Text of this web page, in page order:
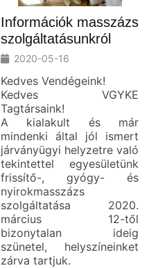
Információk masszázs
szolgáltatásunkról
2020-05-16
Kedves Vendégeink!
Kedves VGYKE
Tagtársaink!
A kialakult és már
mindenki által jól ismert
járványügyi helyzetre való
tekintettel egyesületünk
frissítő-, gyógy- és
nyirokmasszázs
szolgáltatása 2020.
március 12-től
bizonytalan ideig
szünetel, helyszíneinket
zárva tartjuk.